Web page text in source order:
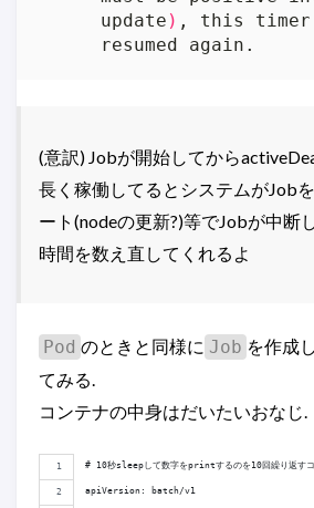
     update
)
     resumed again.
(意訳) Jobが開始してから
長く稼働してるとシステムがJob
ート(nodeの更新?)等でJobが中断
時間を数え直してくれるよ
Pod のときと同様に Job を作成
てみる.
コンテナの中身はだいたいおなじ.
# 10秒sleepして数字をprintするのを10回繰り返す
apiVersion: batch/v1